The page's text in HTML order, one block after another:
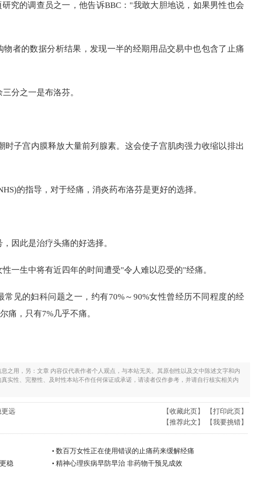
究的调查员之一，他告诉BBC："我敢大胆地说，如果男性也会
物者的数据分析结果，发现一半的经期用品交易中也包含了止痛
分之一是布洛芬。
子宫内膜释放大量前列腺素。这会使子宫肌肉强力收缩以排出
的指导，对于经痛，消炎药布洛芬是更好的选择。
因此是治疗头痛的好选择。
一生中将有近四年的时间遭受"令人难以忍受的"经痛。
见的妇科问题之一，约有70%～90%女性曾经历不同程度的经
痛，只有7%几乎不痛。
之用，另：文章 内容仅代表作者个人观点，与本站无关。其原创性以及文中陈述文字和内
实性、完整性、及时性本站不作任何保证或承诺，请读者仅作参考，并请自行核实相关内
更远
【收藏此页】 【打印此页】
【推荐此文】 【我要挑错】
数百万女性正在使用错误的止痛药来缓解经痛
稳
精神心理疾病早防早治 非药物干预见成效